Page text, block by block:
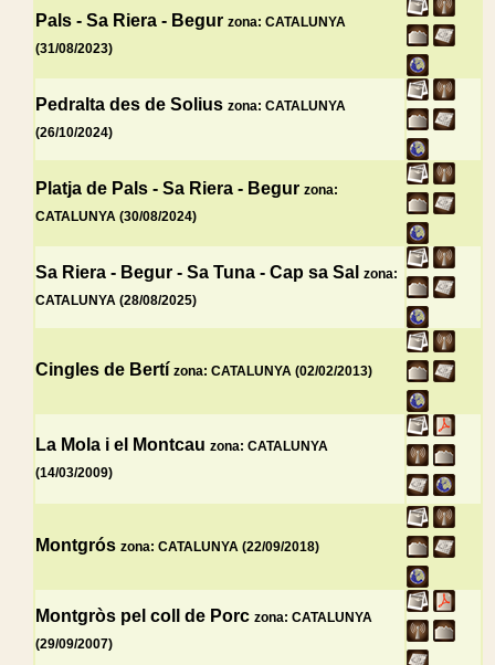
Pals - Sa Riera - Begur zona: CATALUNYA
(31/08/2023)
Pedralta des de Solius zona: CATALUNYA
(26/10/2024)
Platja de Pals - Sa Riera - Begur zona:
CATALUNYA (30/08/2024)
Sa Riera - Begur - Sa Tuna - Cap sa Sal zona:
CATALUNYA (28/08/2025)
Cingles de Bertí zona: CATALUNYA (02/02/2013)
La Mola i el Montcau zona: CATALUNYA
(14/03/2009)
Montgrós zona: CATALUNYA (22/09/2018)
Montgròs pel coll de Porc zona: CATALUNYA
(29/09/2007)